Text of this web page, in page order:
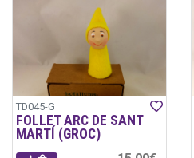
TD045-G
FOLLET ARC DE SANT
MARTÍ (GROC)